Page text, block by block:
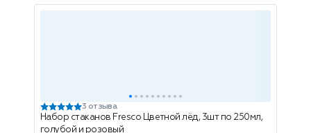
3 отзыва
Набор стаканов Fresco Цветной лёд, 3шт по 250мл,
голубой и розовый